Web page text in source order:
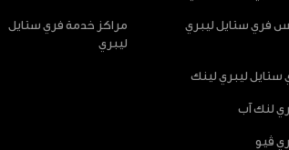
فري ستايل ليبري
ستايل ليبري لينك
لنك آب
ڤيو
مراكز خدمة فري ستايل
ليبري